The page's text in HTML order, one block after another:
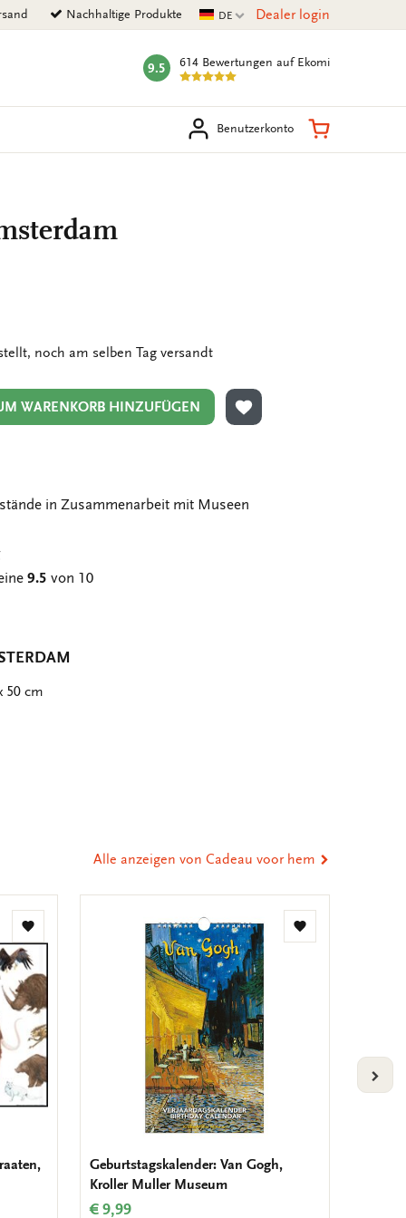
Nachhaltige Produkte Aktuelle Sprache
DE Dealer login
mark:
9.5 614 Bewertungen auf Ekomi
Benutzerkonto Warenkorb
noch am selben Tag versandt
WARENKORB HINZUFÜGEN
ZUR WUNSCHLISTE
in Zusammenarbeit mit Museen
9.5 von 10
50 cm
Alle anzeigen von Cadeau voor hem
Zur
Wunschliste
hinzufügen
Zur
Geburtstagskalender: Van Gogh,
Kroller Muller Museum
€ 9,99